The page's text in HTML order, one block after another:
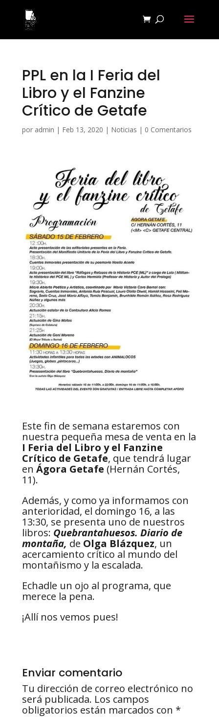
PPL en la I Feria del
Libro y el Fanzine
Crítico de Getafe
por admin | Feb 13, 2020 | Noticias | 0 Comentarios
Este fin de semana estaremos con
nuestra pequeña mesa de venta en la
I Feria del Libro y el Fanzine
Crítico de Getafe, que tendrá lugar
en Ágora Getafe (Hernán Cortés,
11).
Además, y como ya informamos con
anterioridad, el domingo 16, a las
13:30, se presenta uno de nuestros
libros: Quebrantahuesos. Diario de
montaña, de Olga Blázquez, un
acercamiento crítico al mundo del
montañismo y la escalada.
Echadle un ojo al programa, que
merece la pena.
¡Allí nos vemos pues!
Enviar comentario
Tu dirección de correo electrónico no
será publicada. Los campos
obligatorios están marcados con *